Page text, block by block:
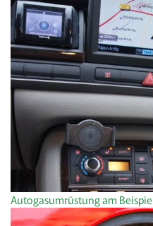
Autogasumrüstung am